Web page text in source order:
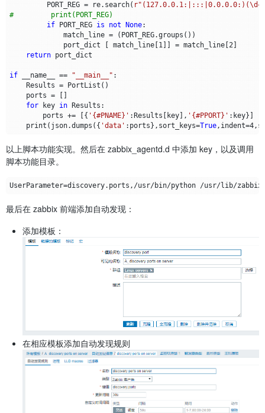
PORT_REG = re. search( r
#         print(PORT_REG)
if
PORT_REG is not None:
match_line = ( PORT_REG.groups ())
port_dict
match_line[ 1]] = match_line[ 2]
return port_dict
if __name__ == "__main__" :
Results = PortList ()
ports =
for
key in Results :
ports += [{ '{#PNAME}' : Results key], '{#PPORT}' : key}]
print ( json.dumps ({ 'data' : ports }, sort_keys=True, indent=4,
以上脚本功能实现。然后在 zabbix_agentd.d 中添加 key，以及调用
脚本功能目录。
最后在 zabbix 前端添加自动发现：
添加模板：
在相应模板添加自动发现规则